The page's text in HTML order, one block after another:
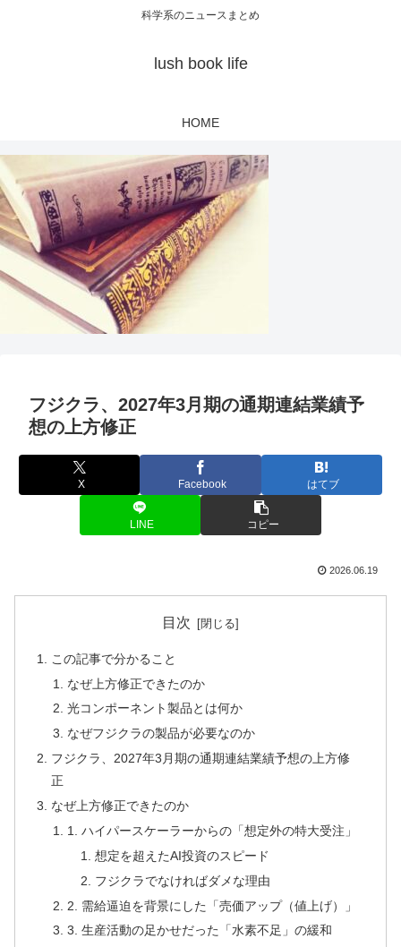
科学系のニュースまとめ
lush book life
HOME
フジクラ、2027年3月期の通期連結業績予
想の上方修正
X Facebook はてブ
LINE コピー
2026.06.19
目次
この記事で分かること
なぜ上方修正できたのか
光コンポーネント製品とは何か
なぜフジクラの製品が必要なのか
フジクラ、2027年3月期の通期連結業績予想の上方修
正
なぜ上方修正できたのか
1. ハイパースケーラーからの「想定外の特大受注」
想定を超えたAI投資のスピード
フジクラでなければダメな理由
2. 需給逼迫を背景にした「売価アップ（値上げ）」
3. 生産活動の足かせだった「水素不足」の緩和